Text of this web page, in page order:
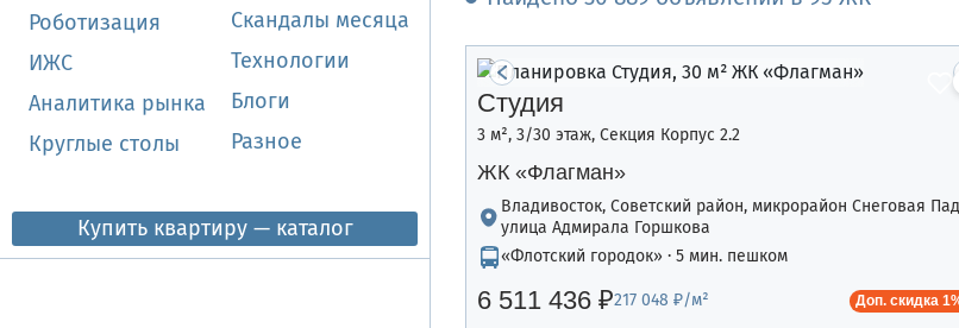
Роботизация
ИЖС
Аналитика рынка
Круглые столы
Скандалы месяца
Технологии
Блоги
Разное
Купить квартиру — каталог
Студия
3 м², 3/30 этаж, Секция Корпус 2.2
ЖК «Флагман»
Владивосток, Советский район, микрорайон Снеговая
улица Адмирала Горшкова
«Флотский городок» · 5 мин. пешком
6 511 436 ₽217 048 ₽/м² Доп. скидка